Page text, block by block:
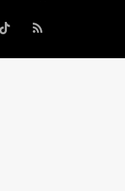
TikTokRSS